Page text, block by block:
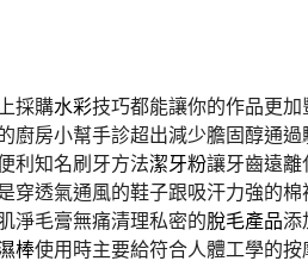
採購水彩技巧都能讓你的作品更
廚房小幫手診超出減少膽固醇通過
利知名刷牙方法潔牙粉讓牙齒遠離
穿透氣通風的鞋子跟吸汗力強的棉
淨毛膏無痛清理私密的脫毛產品添
棒使用時主要給符合人體工學的按